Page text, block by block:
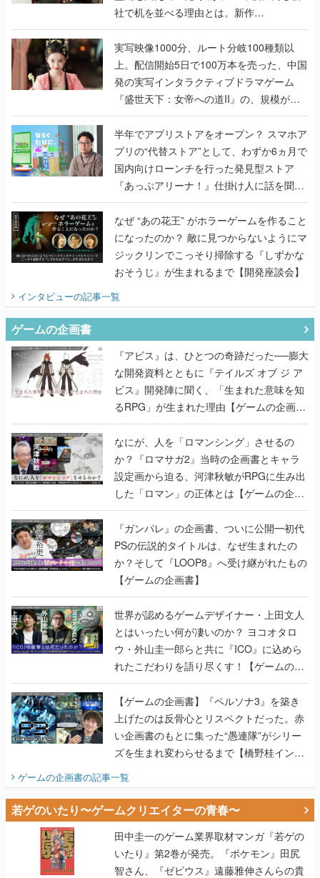
社で机を並べる理由とは。新作
『TATSUJIN EXTREME』で初タッグを組
んだレジェンド2人に訊く開発秘話
実写映像1000分、ルート分岐100種類以
上。配信開始5日で100万本を売った、中国
発の実写インタラクティブドラマゲーム
『盛世天下：女帝への道II』の、規模が違
うこだわりをプロデューサーに聞いた
半年でアプリストアをオープン？ スマホア
プリの“代替ストア”として、わずか6ヵ月で
国内向けローンチを行った発見型ストア
『あっぷアリーナ！』仕掛け人に話を聞い
てみた
なぜ “あの花王” がホラーゲームを作ること
になったのか？ 敵に見つからないようにマ
ジックリンでこっそり掃除する『しずかな
おそうじ』が生まれるまで【開発座談会】
インタビューの記事一覧
ゲームの企画書
『アビス』は、ひとつの奇跡だった──膨大
な開発資料とともに『テイルズ オブ ジ ア
ビス』開発陣に聞く、「生まれた意味を知
るRPG」が生まれた理由【ゲームの企画
書】
なにが、人を「ロマンシング」させるの
か？『ロマサガ2』当時の企画書とキャラ
設定画から迫る、河津秋敏がRPGに生み出
した「ロマン」の正体とは【ゲームの企画
書】
『ガンパレ』の企画書、ついに公開━初代
PSの伝説的タイトルは、なぜ生まれたの
か？そして『LOOP8』へ受け継がれたもの
【ゲームの企画書】
世界が認めるゲームデザイナー・上田文人
とはいったい何が凄いのか？ ヨコオタロ
ウ・外山圭一郎らと共に『ICO』に込めら
れたこだわりを語り尽くす！【ゲームの企
画書】
【ゲームの企画書】『ペルソナ3』を築き
上げたのは反骨心とリスペクトだった。赤
い企画書のもとに集った“愚連隊”がシリー
ズを生まれ変わらせるまで【橋野桂インタ
ゲームの企画書の記事一覧
若ゲのいたり〜ゲームクリエイターの青春〜
田中圭一のゲーム業界取材マンガ『若ゲの
いたり』第2巻が発売。『ポケモン』田尻
智さん、『ゼビウス』遠藤雅伸さんらの貴